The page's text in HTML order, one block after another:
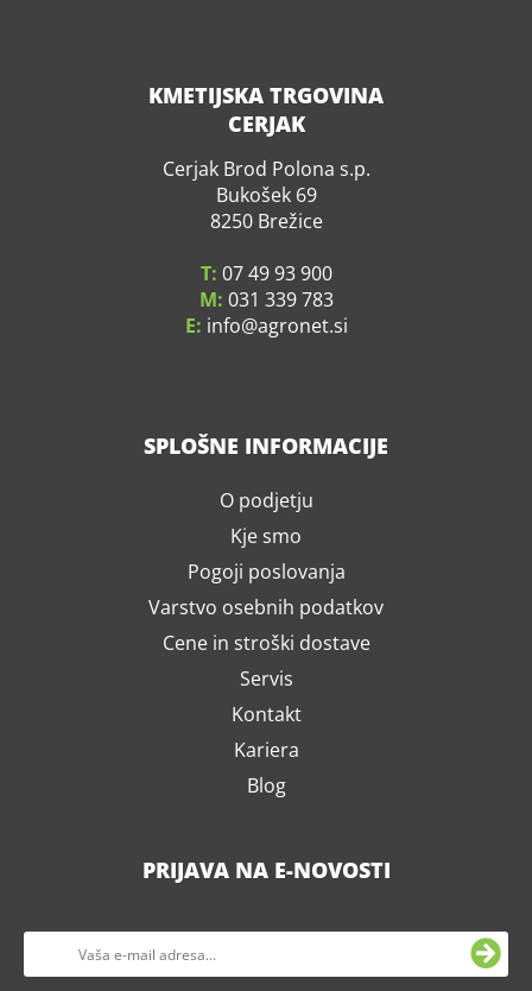
KMETIJSKA TRGOVINA
CERJAK
Cerjak Brod Polona s.p.
Bukošek 69
8250 Brežice
T: 07 49 93 900
M: 031 339 783
E: info agronet.si
SPLOŠNE INFORMACIJE
O podjetju
Kje smo
Pogoji poslovanja
Varstvo osebnih podatkov
Cene in stroški dostave
Servis
Kontakt
Kariera
Blog
PRIJAVA NA E-NOVOSTI